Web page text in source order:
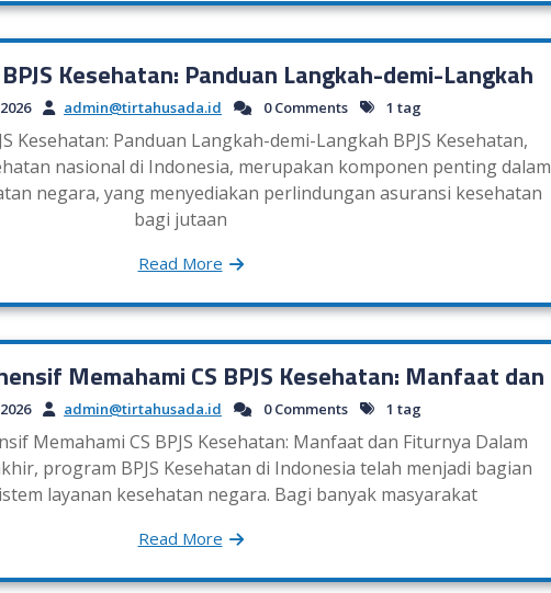
Kesehatan: Panduan Langkah-demi-Langkah
admin@tirtahusada.id 0 Comments 1 tag
Kesehatan: Panduan Langkah-demi-Langkah BPJS Kesehatan,
nasional di Indonesia, merupakan komponen penting dalam
negara, yang menyediakan perlindungan asuransi kesehatan
bagi jutaan
Read More
Memahami CS BPJS Kesehatan: Manfaat dan
admin@tirtahusada.id 0 Comments 1 tag
Memahami CS BPJS Kesehatan: Manfaat dan Fiturnya Dalam
program BPJS Kesehatan di Indonesia telah menjadi bagian
layanan kesehatan negara. Bagi banyak masyarakat
Read More